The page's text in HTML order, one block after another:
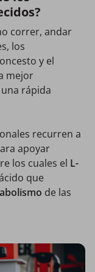
correr, andar
los
y el
mejor
rápida
recurren a
apoyar
los cuales el L-
que
de las